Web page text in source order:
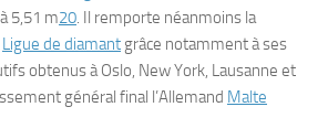
5,51 m20. Il remporte néanmoins la
Ligue de diamant grâce notamment à ses
obtenus à Oslo, New York, Lausanne et
général final l’Allemand Malte